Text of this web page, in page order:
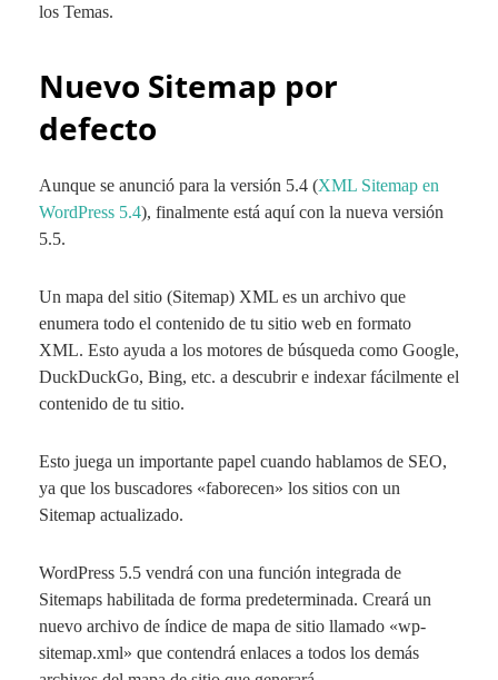
los Temas.
Nuevo Sitemap por
defecto
Aunque se anunció para la versión 5.4 (XML Sitemap en
WordPress 5.4), finalmente está aquí con la nueva versión
5.5.
Un mapa del sitio (Sitemap) XML es un archivo que
enumera todo el contenido de tu sitio web en formato
XML. Esto ayuda a los motores de búsqueda como Google,
DuckDuckGo, Bing, etc. a descubrir e indexar fácilmente el
contenido de tu sitio.
Esto juega un importante papel cuando hablamos de SEO,
ya que los buscadores «faborecen» los sitios con un
Sitemap actualizado.
WordPress 5.5 vendrá con una función integrada de
Sitemaps habilitada de forma predeterminada. Creará un
nuevo archivo de índice de mapa de sitio llamado «wp-
sitemap.xml» que contendrá enlaces a todos los demás